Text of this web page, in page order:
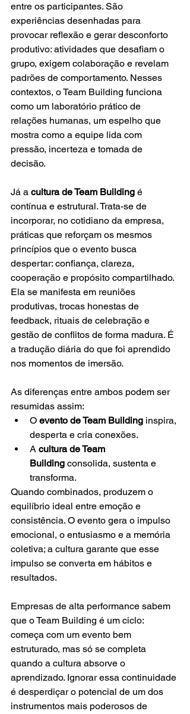
entre os participantes. São
experiências desenhadas para
provocar reflexão e gerar desconforto
produtivo: atividades que desafiam o
grupo, exigem colaboração e revelam
padrões de comportamento. Nesses
contextos, o Team Building funciona
como um laboratório prático de
relações humanas, um espelho que
mostra como a equipe lida com
pressão, incerteza e tomada de
decisão.
Já a cultura de Team Building é
contínua e estrutural. Trata-se de
incorporar, no cotidiano da empresa,
práticas que reforçam os mesmos
princípios que o evento busca
despertar: confiança, clareza,
cooperação e propósito compartilhado.
Ela se manifesta em reuniões
produtivas, trocas honestas de
feedback, rituais de celebração e
gestão de conflitos de forma madura. É
a tradução diária do que foi aprendido
nos momentos de imersão.
As diferenças entre ambos podem ser
resumidas assim:
O evento de Team Building inspira,
desperta e cria conexões.
A cultura de Team
Building consolida, sustenta e
transforma.
Quando combinados, produzem o
equilíbrio ideal entre emoção e
consistência. O evento gera o impulso
emocional, o entusiasmo e a memória
coletiva; a cultura garante que esse
impulso se converta em hábitos e
resultados.
Empresas de alta performance sabem
que o Team Building é um ciclo:
começa com um evento bem
estruturado, mas só se completa
quando a cultura absorve o
aprendizado. Ignorar essa continuidade
é desperdiçar o potencial de um dos
instrumentos mais poderosos de